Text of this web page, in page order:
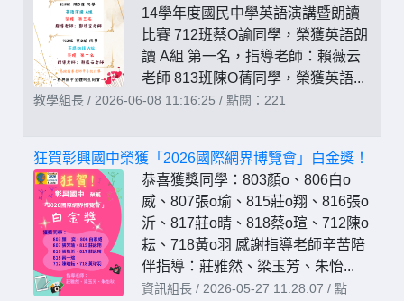
14學年度國民中學英語演講暨朗讀
比賽 712班蔡O諭同學，榮獲英語朗
讀 A組 第一名，指導老師：賴薇云
老師 813班陳O蒨同學，榮獲英語...
教學組長 / 2026-06-08 11:16:25 / 點閱：221
狂賀彰興國中榮獲「2026國際網界博覽會」白金獎！
恭喜獲獎同學：803顏o、806白o
威、807張o瑜、815莊o翔、816張o
沂、817莊o晴、818蔡o瑄、712陳o
耘、718黃o羽 感謝指導老師辛苦陪
伴指導：莊雅然、梁玉芳、朱怡...
資訊組長 / 2026-05-27 11:28:07 / 點